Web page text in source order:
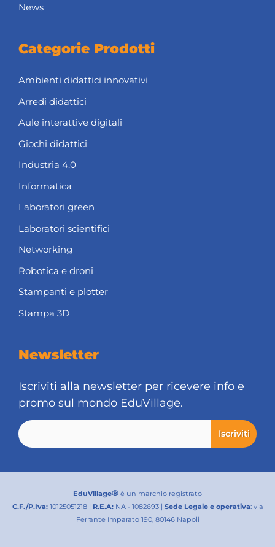
News
Categorie Prodotti
Ambienti didattici innovativi
Arredi didattici
Aule interattive digitali
Giochi didattici
Industria 4.0
Informatica
Laboratori green
Laboratori scientifici
Networking
Robotica e droni
Stampanti e plotter
Stampa 3D
Newsletter
Iscriviti alla newsletter per ricevere info e
promo sul mondo EduVillage.
EduVillage® è un marchio registrato
C.F./P.Iva: 10125051218 | R.E.A: NA - 1082693 | Sede Legale e operativa: via
Ferrante Imparato 190, 80146 Napoli